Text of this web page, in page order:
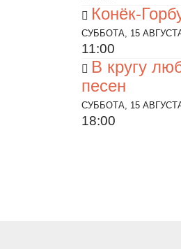
Конёк-
СУББОТА, 15
11:00
В кругу
песен
СУББОТА, 15
18:00